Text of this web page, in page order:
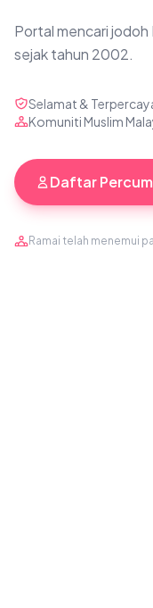
Portal mencari jodoh
sejak tahun 2002.
Selamat &
Komuniti Muslim
Daftar
Ramai telah menemui